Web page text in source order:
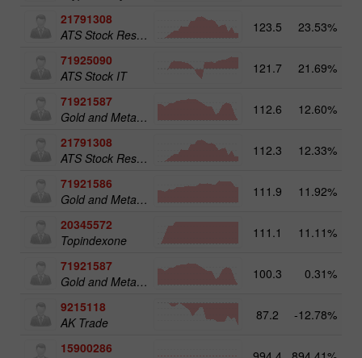
21791308
ATS Stock Resources
123.5 23.53%
71925090
ATS Stock IT
121.7 21.69%
71921587
Gold and Metals 50
112.6 12.60%
21791308
ATS Stock Resources
112.3 12.33%
71921586
Gold and Metals 25
111.9 11.92%
20345572
Topindexone
111.1 11.11%
71921587
Gold and Metals 50
100.3 0.31%
9215118
AK Trade
87.2 -12.78%
15900286